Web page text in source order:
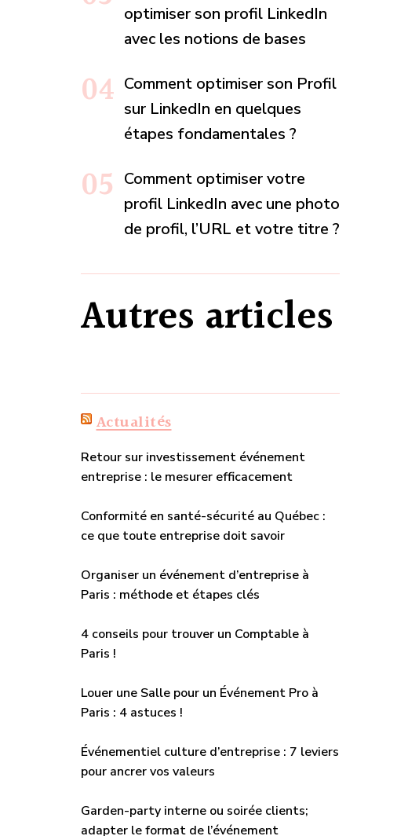
optimiser son profil LinkedIn
avec les notions de bases
Comment optimiser son Profil
sur LinkedIn en quelques
étapes fondamentales ?
Comment optimiser votre
profil LinkedIn avec une photo
de profil, l’URL et votre titre ?
Autres articles
Actualités
Retour sur investissement événement
entreprise : le mesurer efficacement
Conformité en santé-sécurité au Québec :
ce que toute entreprise doit savoir
Organiser un événement d’entreprise à
Paris : méthode et étapes clés
4 conseils pour trouver un Comptable à
Paris !
Louer une Salle pour un Événement Pro à
Paris : 4 astuces !
Événementiel culture d’entreprise : 7 leviers
pour ancrer vos valeurs
Garden-party interne ou soirée clients;
adapter le format de l’événement